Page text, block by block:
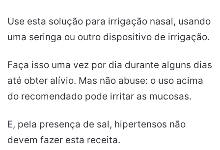
Use esta solução para irrigação nasal, usando
uma seringa ou outro dispositivo de irrigação.
Faça isso uma vez por dia durante alguns dias
até obter alívio. Mas não abuse: o uso acima
do recomendado pode irritar as mucosas.
E, pela presença de sal, hipertensos não
devem fazer esta receita.